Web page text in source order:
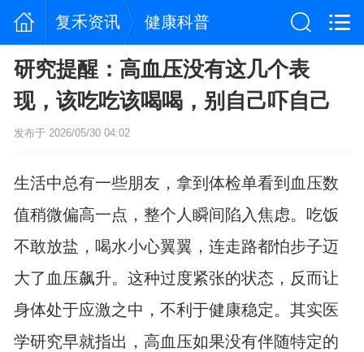
复禾资讯 健康科普
研究提醒：高血压没有这几个表
现，该吃吃该喝喝，别自己吓自己
发布于 2026/05/30 04:02
生活中总有一些朋友，拿到体检单看到血压数
值稍微偏高一点，整个人瞬间陷入焦虑。吃饭
不敢放盐，喝水小心翼翼，连走路都怕步子迈
大了血压飙升。这种过度紧张的状态，反而让
身体处于应激之中，不利于健康稳定。其实医
学研究早就指出，高血压如果没有伴随特定的